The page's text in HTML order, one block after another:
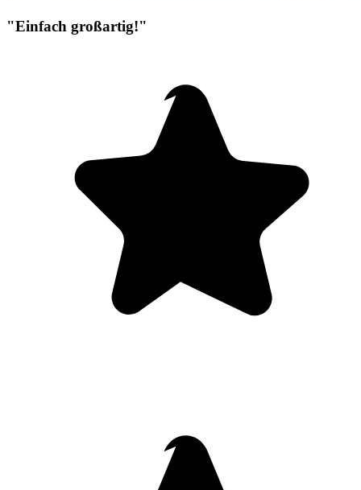
"Einfach großartig!"